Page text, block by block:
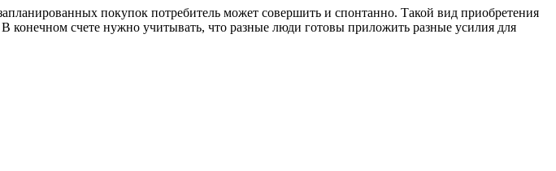
покупок потребитель может совершить и спонтанно. Такой вид приобретения
конечном счете нужно учитывать, что разные люди готовы приложить разные усилия для